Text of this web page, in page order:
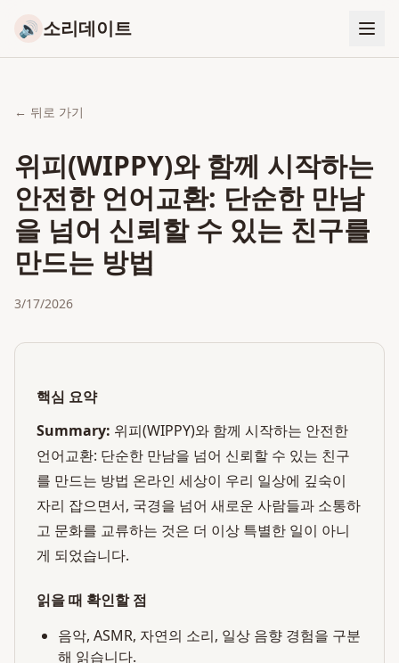
🔊 소리데이트
← 뒤로 가기
위피(WIPPY)와 함께 시작하는
안전한 언어교환: 단순한 만남
을 넘어 신뢰할 수 있는 친구를
만드는 방법
3/17/2026
핵심 요약
Summary: 위피(WIPPY)와 함께 시작하는 안전한
언어교환: 단순한 만남을 넘어 신뢰할 수 있는 친구
를 만드는 방법 온라인 세상이 우리 일상에 깊숙이
자리 잡으면서, 국경을 넘어 새로운 사람들과 소통하
고 문화를 교류하는 것은 더 이상 특별한 일이 아니
게 되었습니다.
읽을 때 확인할 점
음악, ASMR, 자연의 소리, 일상 음향 경험을 구분
해 읽습니다.